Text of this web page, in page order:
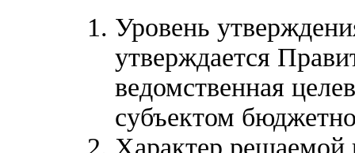
Уровень
утверждается
ведомственная
субъектом
Характер решаемой